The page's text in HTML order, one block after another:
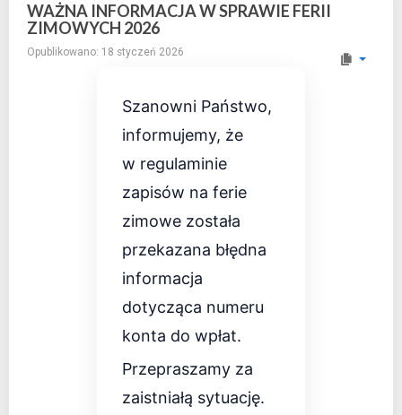
WAŻNA INFORMACJA W SPRAWIE FERII
ZIMOWYCH 2026
Opublikowano: 18 styczeń 2026
Szanowni Państwo,
informujemy, że
w regulaminie
zapisów na ferie
zimowe została
przekazana błędna
informacja
dotycząca numeru
konta do wpłat.
Przepraszamy za
zaistniałą sytuację.